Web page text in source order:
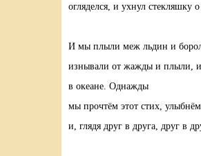
огляделся, и ухнул стекляшку
И мы плыли меж льдин и
изнывали от жажды и плыли,
в океане. Однажды
мы прочтём этот стих,
и, глядя друг в друга, друг в